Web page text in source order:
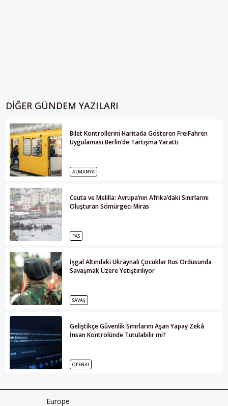
DIĞER GÜNDEM YAZILARI
Bilet Kontrollerini Haritada Gösteren FreiFahren
Uygulaması Berlin’de Tartışma Yarattı
ALMANYA
Ceuta ve Melilla: Avrupa’nın Afrika’daki Sınırlarını
Oluşturan Sömürgeci Miras
FAS
İşgal Altındaki Ukraynalı Çocuklar Rus Ordusunda
Savaşmak Üzere Yetiştiriliyor
SAVAŞ
Geliştikçe Güvenlik Sınırlarını Aşan Yapay Zekâ
İnsan Kontrolünde Tutulabilir mi?
OPENAI